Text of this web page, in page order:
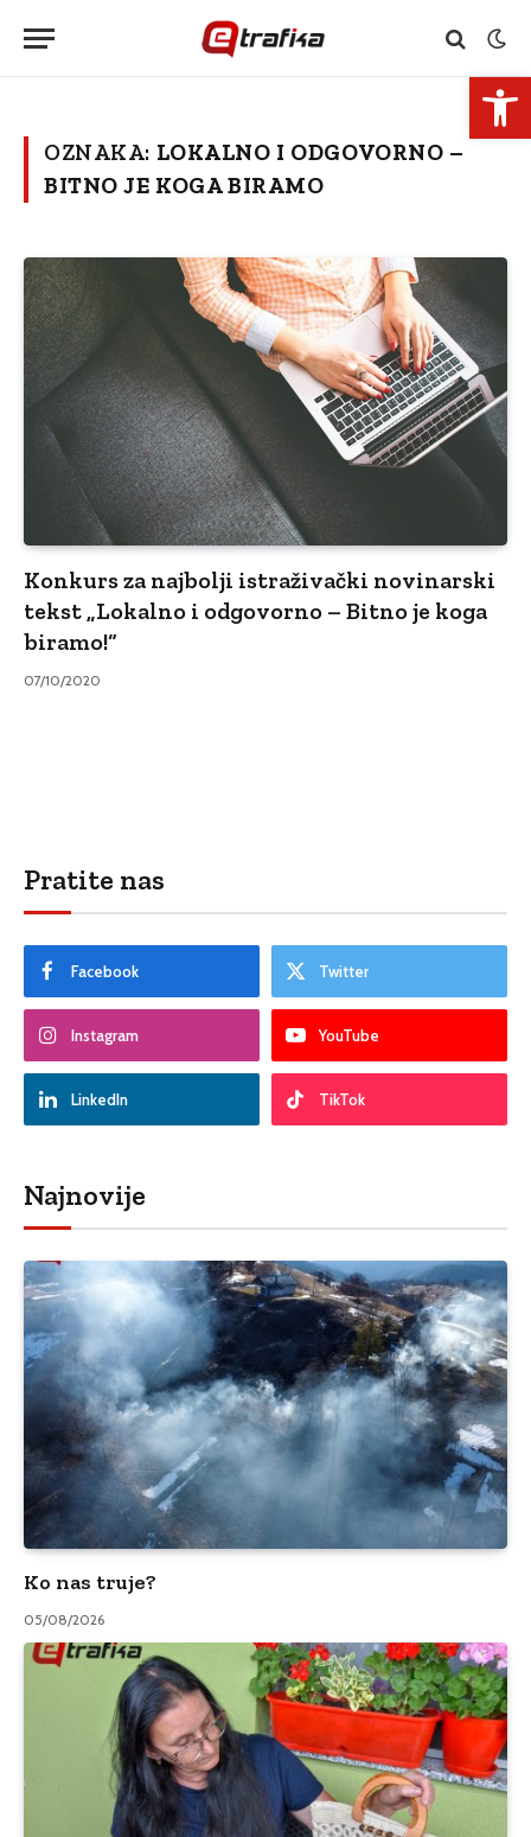
OZNAKA: LOKALNO I ODGOVORNO –
BITNO JE KOGA BIRAMO
Konkurs za najbolji istraživački novinarski
tekst „Lokalno i odgovorno – Bitno je koga
biramo!“
07/10/2020
Pratite nas
Facebook Twitter
Instagram YouTube
LinkedIn TikTok
Najnovije
Ko nas truje?
05/08/2026